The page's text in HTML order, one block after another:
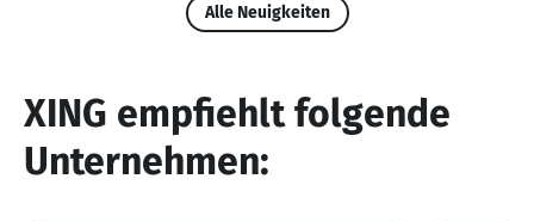
Alle Neuigkeiten
XING empfiehlt folgende
Unternehmen: